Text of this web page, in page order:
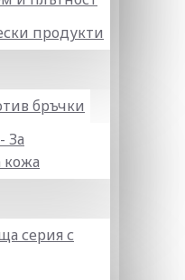
продукти
бръчки
За
кожа
серия с